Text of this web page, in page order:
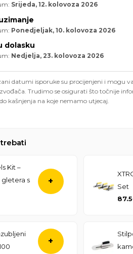
Srijeda, 12. kolovoza 2026
Ponedjeljak, 10. kolovoza 2026
dolasku
Nedjelja, 23. kolovoza 2026
datumi isporuke su procijenjeni i mogu
Trudimo se osigurati što točnije
kašnjenja na koje nemamo utjecaj.
Kit –
gletera s
+
Set
+